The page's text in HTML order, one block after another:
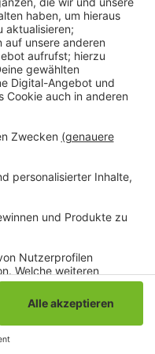
in über 100
der
ausgezeichnet.
Kultur rund ums
Pflegen und
an, um den